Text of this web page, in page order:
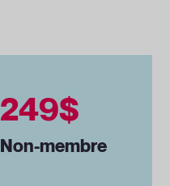
249$
Non-membre